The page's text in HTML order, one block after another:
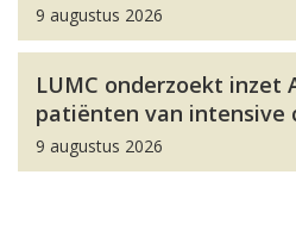
9 augustus 2026
LUMC onderzoekt inzet
patiënten van intensive
9 augustus 2026